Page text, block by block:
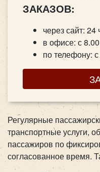
ЗАКАЗОВ:
через сайт: 24
в офисе: с
по телефону:
Регулярные
транспортные услуги,
пассажиров по
согласованное время.
как в городах, так и в